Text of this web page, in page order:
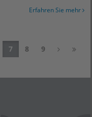
Erfahren Sie mehr
7 8 9